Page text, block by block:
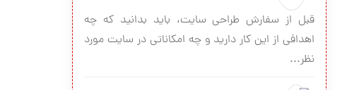
قبل از سفارش طراحی سایت، باید بدانید که چه
اهدافی از این کار دارید و چه امکاناتی در سایت مورد
نظر...